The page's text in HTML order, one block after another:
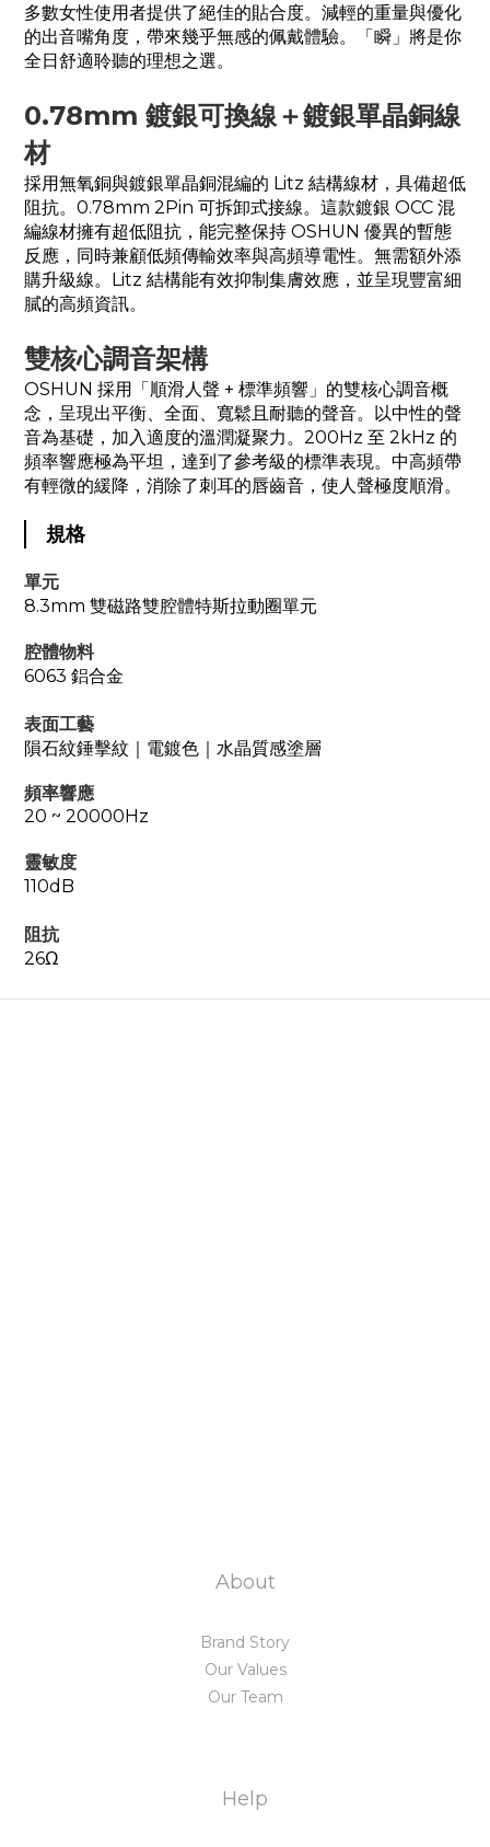
多數女性使用者提供了絕佳的貼合度。減輕的重量與優化
的出音嘴角度，帶來幾乎無感的佩戴體驗。「瞬」將是你
全日舒適聆聽的理想之選。
0.78mm 鍍銀可換線＋鍍銀單晶銅線
材
採用無氧銅與鍍銀單晶銅混編的 Litz 結構線材，具備超低
阻抗。0.78mm 2Pin 可拆卸式接線。這款鍍銀 OCC 混
編線材擁有超低阻抗，能完整保持 OSHUN 優異的暫態
反應，同時兼顧低頻傳輸效率與高頻導電性。無需額外添
購升級線。Litz 結構能有效抑制集膚效應，並呈現豐富細
膩的高頻資訊。
雙核心調音架構
OSHUN 採用「順滑人聲 + 標準頻響」的雙核心調音概
念，呈現出平衡、全面、寬鬆且耐聽的聲音。以中性的聲
音為基礎，加入適度的溫潤凝聚力。200Hz 至 2kHz 的
頻率響應極為平坦，達到了參考級的標準表現。中高頻帶
有輕微的緩降，消除了刺耳的唇齒音，使人聲極度順滑。
規格
單元
8.3mm 雙磁路雙腔體特斯拉動圈單元
腔體物料
6063 鋁合金
表面工藝
隕石紋錘擊紋｜電鍍色｜水晶質感塗層
頻率響應
20 ~ 20000Hz
靈敏度
110dB
阻抗
26Ω
About
Brand Story
Our Values
Our Team
Help